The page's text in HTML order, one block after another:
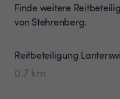
Finde weitere
von Stehrenberg.
Reitbeteiligung
0.7 km